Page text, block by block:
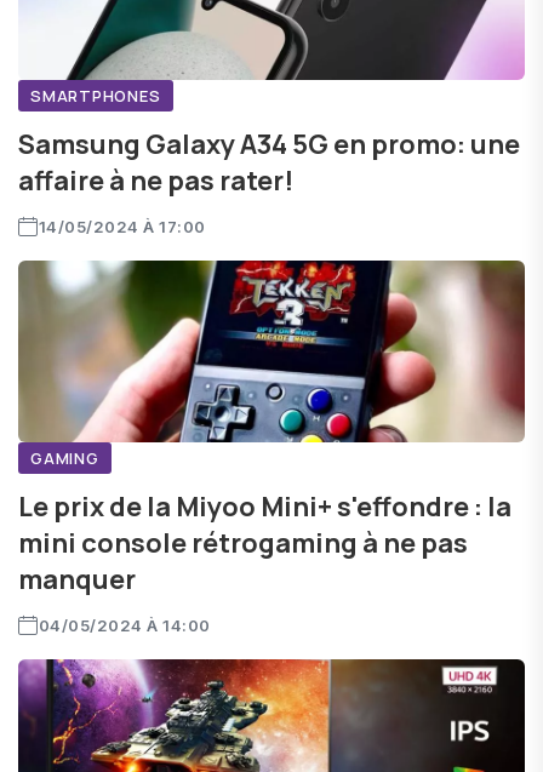
SMARTPHONES
Samsung Galaxy A34 5G en promo: une
affaire à ne pas rater!
14/05/2024 À 17:00
GAMING
Le prix de la Miyoo Mini+ s'effondre : la
mini console rétrogaming à ne pas
manquer
04/05/2024 À 14:00